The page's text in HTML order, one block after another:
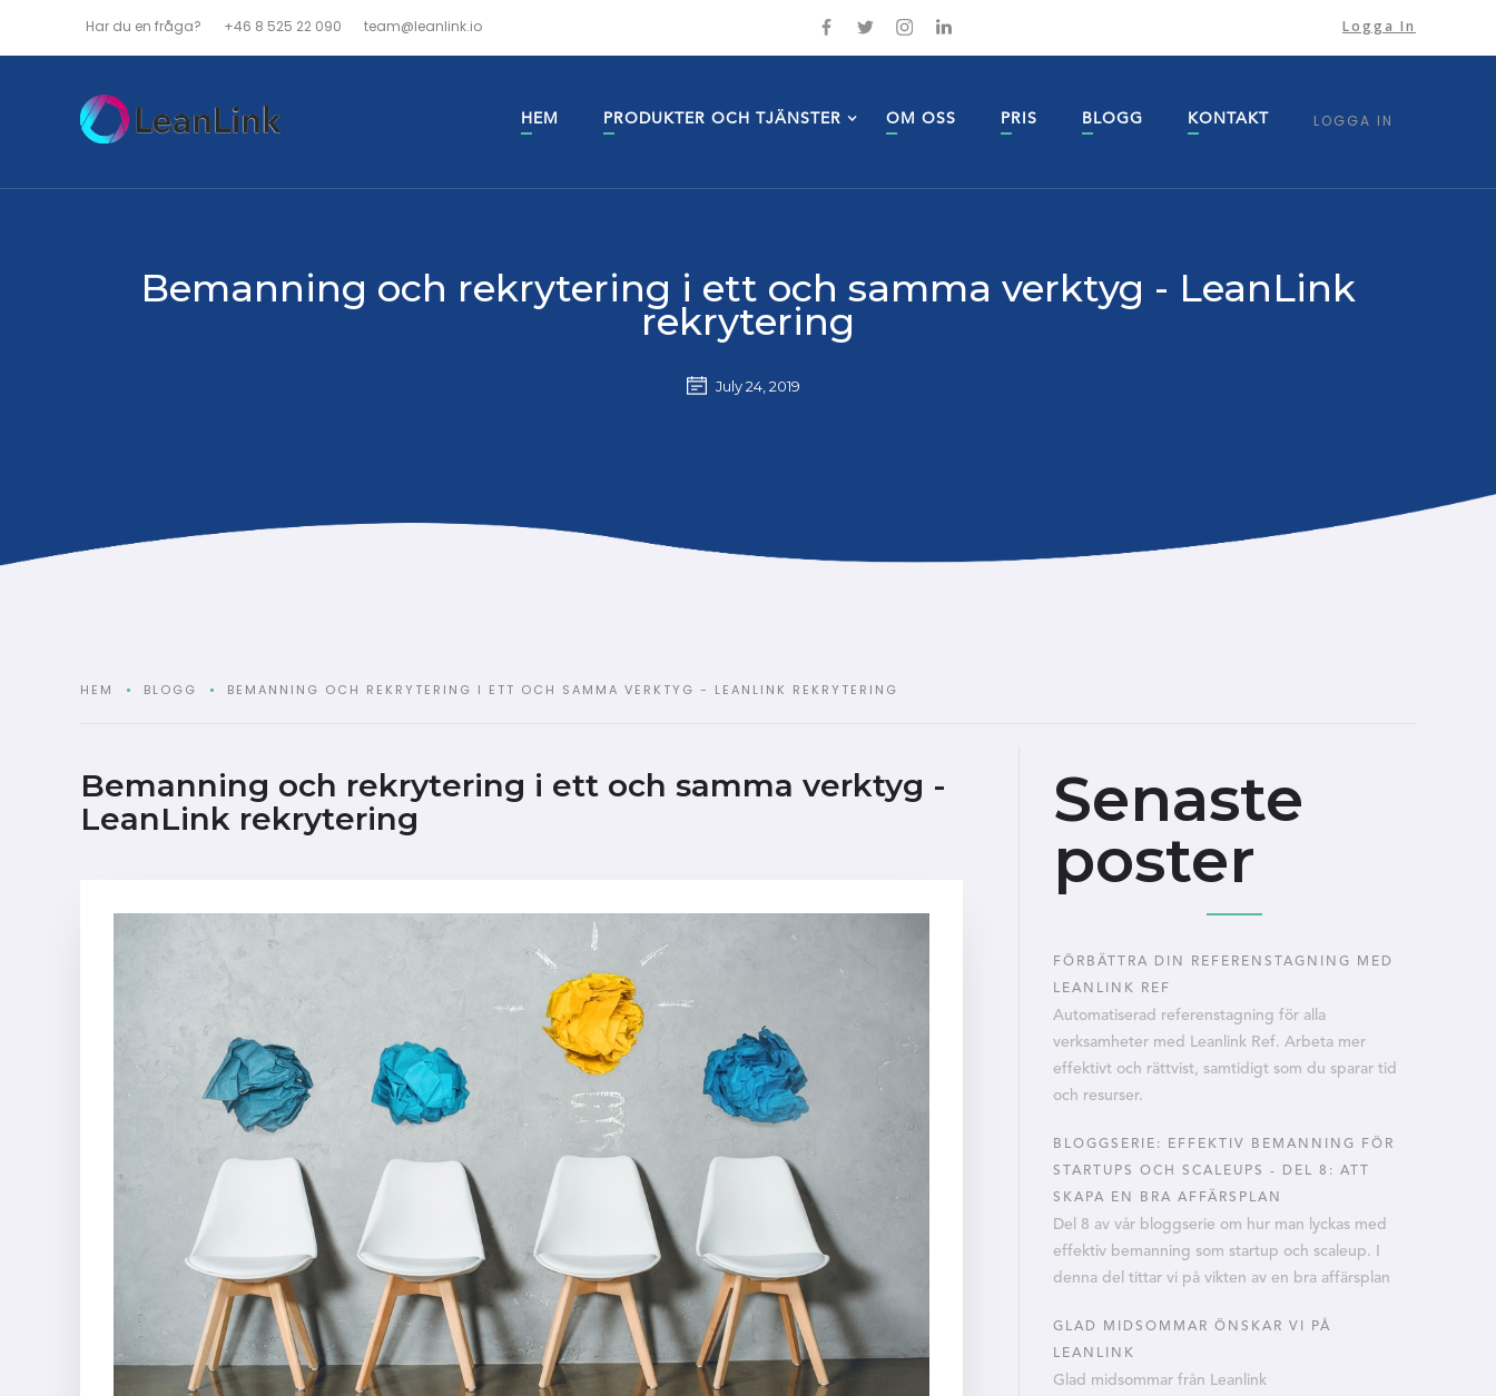
Har du en fråga? +46 8 525 22 090 team@leanlink.io Logga In
HEM PRODUKTER OCH TJÄNSTER OM OSS PRIS BLOGG KONTAKT LOGGA IN
Bemanning och rekrytering i ett och samma verktyg - LeanLink
rekrytering
July 24, 2019
HEM BLOGG BEMANNING OCH REKRYTERING I ETT OCH SAMMA VERKTYG - LEANLINK REKRYTERING
Bemanning och rekrytering i ett och samma verktyg -
LeanLink rekrytering
Senaste
poster
FÖRBÄTTRA DIN REFERENSTAGNING MED
LEANLINK REF
Automatiserad referenstagning för alla
verksamheter med Leanlink Ref. Arbeta mer
effektivt och rättvist, samtidigt som du sparar tid
och resurser.
BLOGGSERIE: EFFEKTIV BEMANNING FÖR
STARTUPS OCH SCALEUPS - DEL 8: ATT
SKAPA EN BRA AFFÄRSPLAN
Del 8 av vår bloggserie om hur man lyckas med
effektiv bemanning som startup och scaleup. I
denna del tittar vi på vikten av en bra affärsplan
GLAD MIDSOMMAR ÖNSKAR VI PÅ
LEANLINK
Glad midsommar från Leanlink